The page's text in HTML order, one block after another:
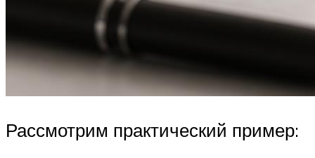
Рассмотрим практический пример: